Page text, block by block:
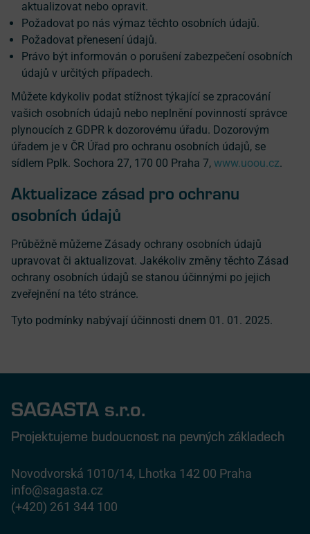
aktualizovat nebo opravit.
Požadovat po nás výmaz těchto osobních údajů.
Požadovat přenesení údajů.
Právo být informován o porušení zabezpečení osobních
údajů v určitých případech.
Můžete kdykoliv podat stížnost týkající se zpracování
vašich osobních údajů nebo neplnění povinností správce
plynoucích z GDPR k dozorovému úřadu. Dozorovým
úřadem je v ČR Úřad pro ochranu osobních údajů, se
sídlem Pplk. Sochora 27, 170 00 Praha 7, www.uoou.cz.
Aktualizace zásad pro ochranu
osobních údajů
Průběžně můžeme Zásady ochrany osobních údajů
upravovat či aktualizovat. Jakékoliv změny těchto Zásad
ochrany osobních údajů se stanou účinnými po jejich
zveřejnění na této stránce.
Tyto podmínky nabývají účinnosti dnem 01. 01. 2025.
SAGASTA s.r.o.
Projektujeme budoucnost na pevných základech
Novodvorská 1010/14, Lhotka 142 00 Praha
info@sagasta.cz
(+420) 261 344 100